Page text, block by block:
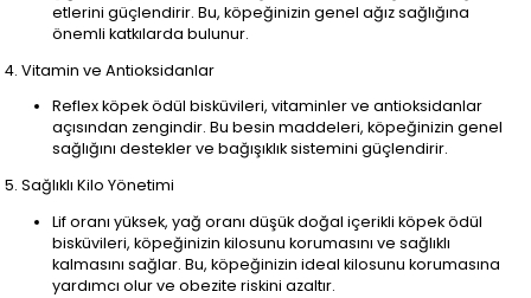
etlerini güçlendirir. Bu, köpeğinizin genel ağız sağlığına
önemli katkılarda bulunur.
4. Vitamin ve Antioksidanlar
Reflex köpek ödül bisküvileri, vitaminler ve antioksidanlar
açısından zengindir. Bu besin maddeleri, köpeğinizin genel
sağlığını destekler ve bağışıklık sistemini güçlendirir.
5. Sağlıklı Kilo Yönetimi
Lif oranı yüksek, yağ oranı düşük doğal içerikli köpek ödül
bisküvileri, köpeğinizin kilosunu korumasını ve sağlıklı
kalmasını sağlar. Bu, köpeğinizin ideal kilosunu korumasına
yardımcı olur ve obezite riskini azaltır.